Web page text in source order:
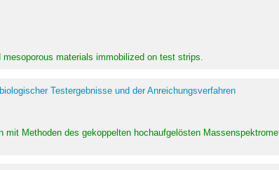
materials immobilized on test strips.
Testergebnisse und der Anreichungsverfahren
Methoden des gekoppelten hochaufgelösten